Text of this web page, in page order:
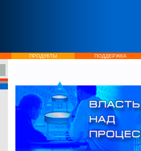
ПРОДУКТЫ ПОДДЕРЖКА